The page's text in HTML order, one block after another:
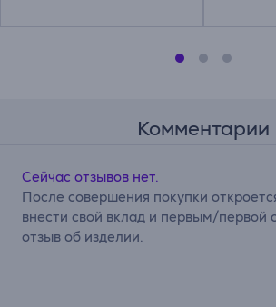
Комментарии
Сейчас отзывов нет.
После совершения покупки
внести свой вклад и первым/первой
отзыв об изделии.